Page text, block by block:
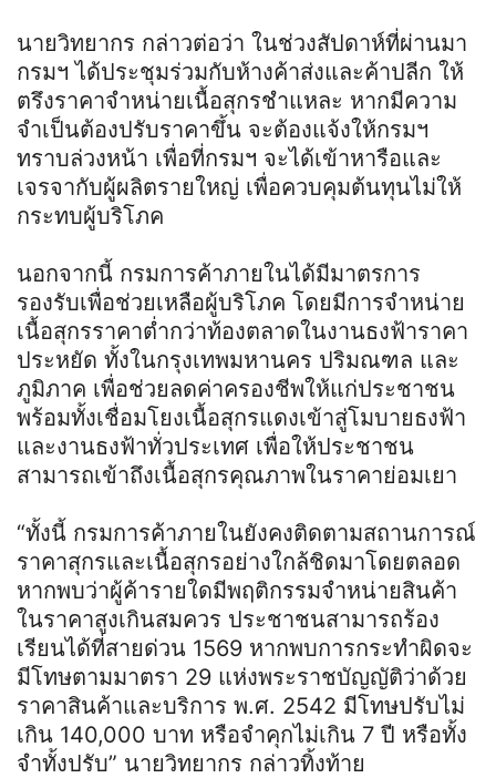
นายวิทยากร กล่าวต่อว่า ในช่วงสัปดาห์ที่ผ่านมา
กรมฯ ได้ประชุมร่วมกับห้างค้าส่งและค้าปลีก ให้
ตรึงราคาจำหน่ายเนื้อสุกรชำแหละ หากมีความ
จำเป็นต้องปรับราคาขึ้น จะต้องแจ้งให้กรมฯ
ทราบล่วงหน้า เพื่อที่กรมฯ จะได้เข้าหารือและ
เจรจากับผู้ผลิตรายใหญ่ เพื่อควบคุมต้นทุนไม่ให้
กระทบผู้บริโภค
นอกจากนี้ กรมการค้าภายในได้มีมาตรการ
รองรับเพื่อช่วยเหลือผู้บริโภค โดยมีการจำหน่าย
เนื้อสุกรราคาต่ำกว่าท้องตลาดในงานธงฟ้าราคา
ประหยัด ทั้งในกรุงเทพมหานคร ปริมณฑล และ
ภูมิภาค เพื่อช่วยลดค่าครองชีพให้แก่ประชาชน
พร้อมทั้งเชื่อมโยงเนื้อสุกรแดงเข้าสู่โมบายธงฟ้า
และงานธงฟ้าทั่วประเทศ เพื่อให้ประชาชน
สามารถเข้าถึงเนื้อสุกรคุณภาพในราคาย่อมเยา
“ทั้งนี้ กรมการค้าภายในยังคงติดตามสถานการณ์
ราคาสุกรและเนื้อสุกรอย่างใกล้ชิดมาโดยตลอด
หากพบว่าผู้ค้ารายใดมีพฤติกรรมจำหน่ายสินค้า
ในราคาสูงเกินสมควร ประชาชนสามารถร้อง
เรียนได้ที่สายด่วน 1569 หากพบการกระทำผิดจะ
มีโทษตามมาตรา 29 แห่งพระราชบัญญัติว่าด้วย
ราคาสินค้าและบริการ พ.ศ. 2542 มีโทษปรับไม่
เกิน 140,000 บาท หรือจำคุกไม่เกิน 7 ปี หรือทั้ง
จำทั้งปรับ” นายวิทยากร กล่าวทิ้งท้าย